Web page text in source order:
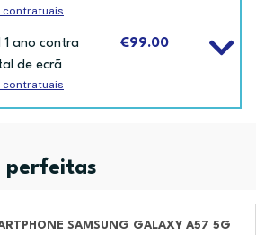
ano contra
de ecrã
€99.00
perfeitas
SAMSUNG GALAXY A57 5G